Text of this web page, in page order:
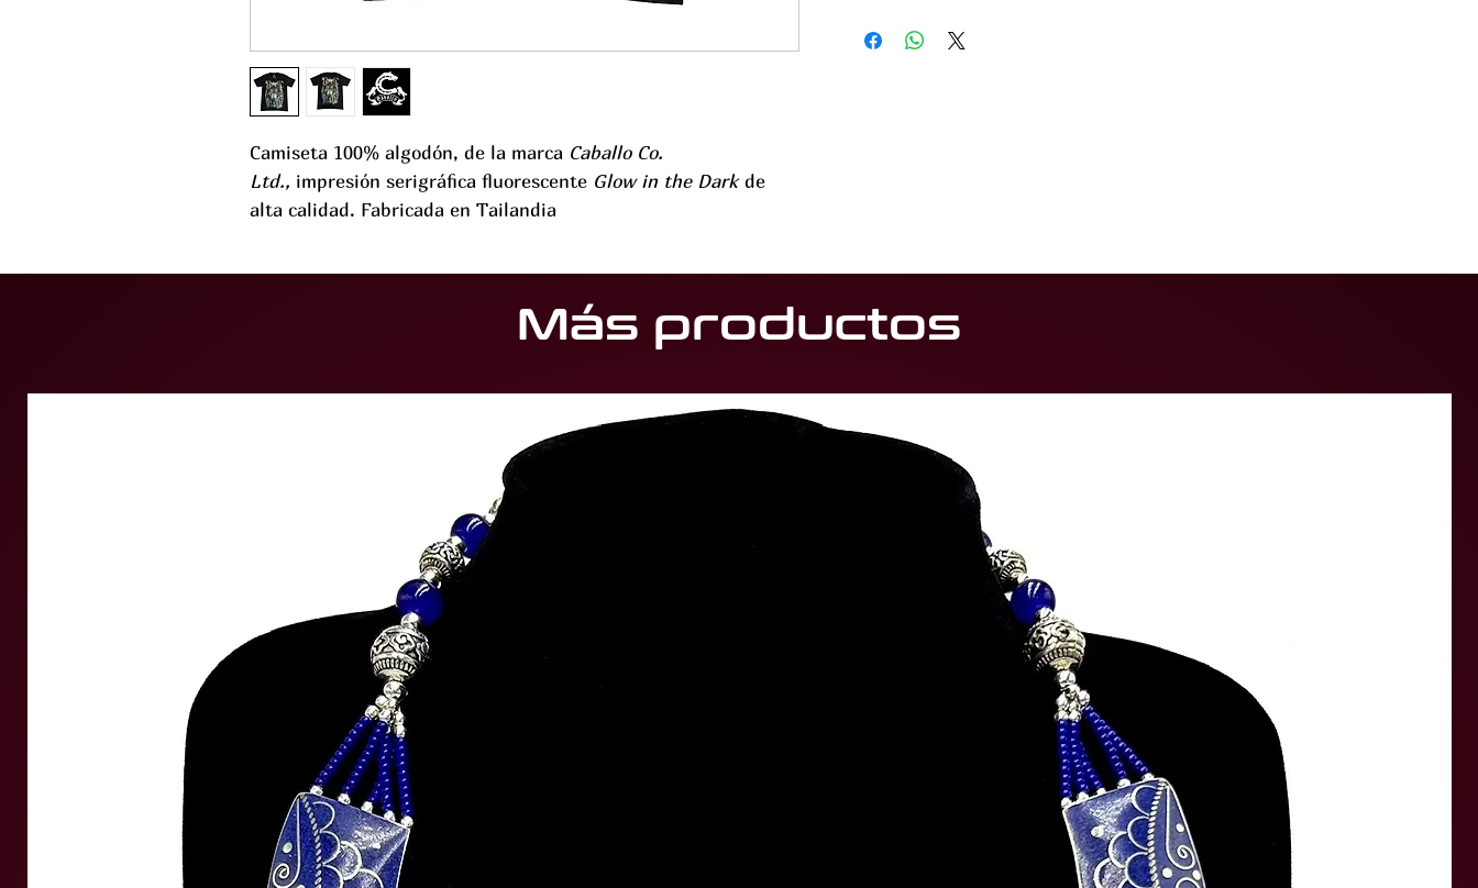
Camiseta 100% algodón, de la marca Caballo Co.
Ltd., impresión serigráfica fluorescente Glow in the Darkde
alta calidad. Fabricada en Tailandia
Más productos